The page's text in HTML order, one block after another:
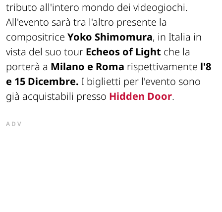
tributo all'intero mondo dei videogiochi.
All'evento sarà tra l'altro presente la
compositrice Yoko Shimomura, in Italia in
vista del suo tour Echeos of Light che la
porterà a Milano e Roma rispettivamente l'8
e 15 Dicembre. I biglietti per l'evento sono
già acquistabili presso Hidden Door.
ADV